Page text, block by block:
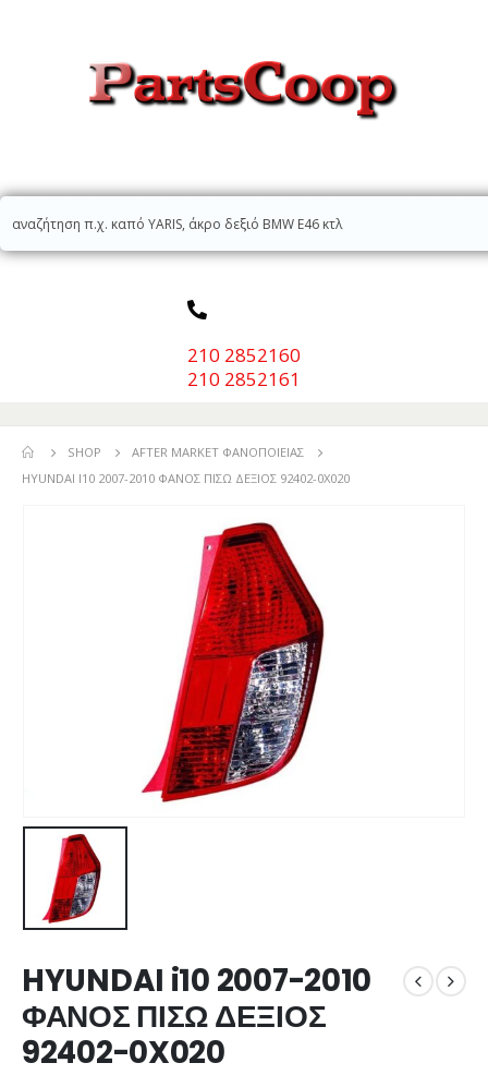
210 2852160
210 2852161
SHOP
AFTER MARKET ΦΑΝΟΠΟΙΕΊΑΣ
HYUNDAI I10 2007-2010 ΦΑΝΟΣ ΠΙΣΩ ΔΕΞΙΟΣ 92402-0X020
HYUNDAI i10 2007-2010
ΦΑΝΟΣ ΠΙΣΩ ΔΕΞΙΟΣ
92402-0X020